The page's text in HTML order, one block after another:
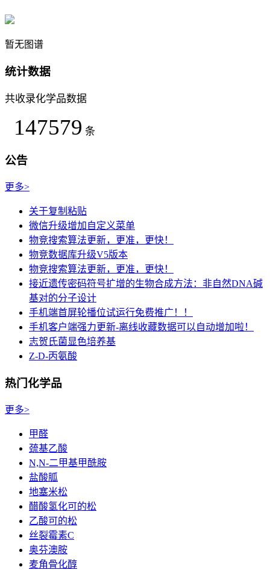
暂无图谱
统计数据
共收录化学品数据
147579 条
公告
更多>
关于复制粘贴
微信升级增加自定义菜单
物竞搜索算法更新，更准，更快！
物竞数据库升级V5版本
物竞搜索算法更新，更准，更快！
接近遗传密码符号扩增的生物合成方法：非自然DNA碱
基对的分子设计
手机端首屏轮播位试运行免费推广！！
手机客户端强力更新-离线收藏数据可以自动增加啦！
志贺氏菌显色培养基
Z-D-丙氨酸
热门化学品
更多>
甲醛
巯基乙酸
N,N-二甲基甲酰胺
盐酸胍
地塞米松
醋酸氢化可的松
乙酸可的松
丝裂霉素C
奥芬澳胺
麦角骨化醇